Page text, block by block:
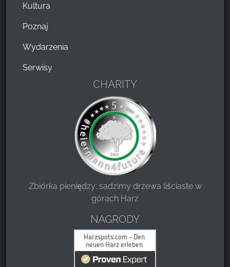
Kultura
Poznaj
Wydarzenia
Serwisy
CHARITY
Zbiórka pieniędzy: sadzimy drzewa liściaste w
górach Harz
NAGRODY